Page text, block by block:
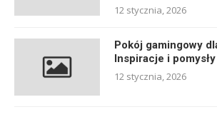
12 stycznia, 2026
Pokój gamingowy
Inspiracje i
12 stycznia, 2026